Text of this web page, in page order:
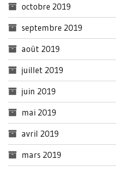
octobre 2019
septembre 2019
août 2019
juillet 2019
juin 2019
mai 2019
avril 2019
mars 2019